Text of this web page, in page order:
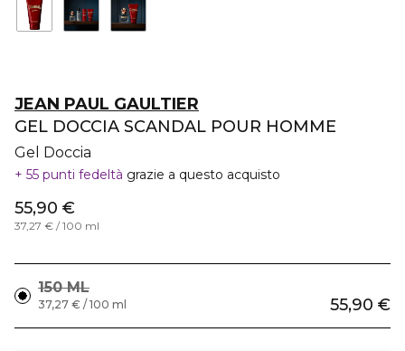
JEAN PAUL GAULTIER
GEL DOCCIA SCANDAL POUR HOMME
Gel Doccia
55 punti fedeltà grazie a questo acquisto
55,90 €
37,27 € / 100 ml
150 ML
55,90 €
37,27 € / 100 ml